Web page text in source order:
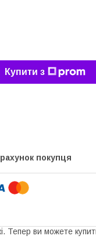
Купити з
покупця
Тепер ви можете